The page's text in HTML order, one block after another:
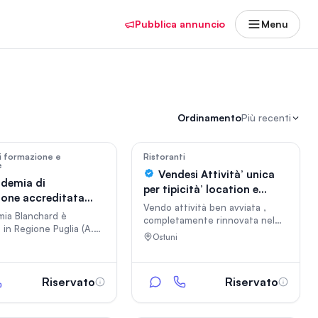
Pubblica annuncio Menu
OrdinamentoPiù recenti
formazione e
di
accreditata
Puglia
Blanchard è
Regione Puglia (A.D.
per
istruzione e
è situata in un
Riservato
Ristoranti
Vendesi Attività’ unica
per tipicità’ location e
numero di posti
Vendo attività ben avviata ,
completamente rinnovata nel
2025 . Due sale interne , una
perditempo .
Ostuni
Riservato